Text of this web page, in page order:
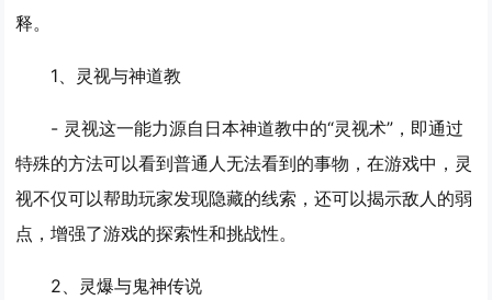
释。
1、 灵视与神道教
- 灵视这一能力源自日本神道教中的“灵视术”，即通过
特殊的方法可以看到普通人无法看到的事物，在游戏中，灵
视不仅可以帮助玩家发现隐藏的线索，还可以揭示敌人的弱
点，增强了游戏的探索性和挑战性。
2、 灵爆与鬼神传说